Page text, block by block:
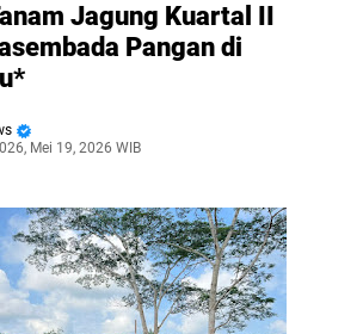
Jagung Kuartal II
Pangan di
Mei 19, 2026 WIB